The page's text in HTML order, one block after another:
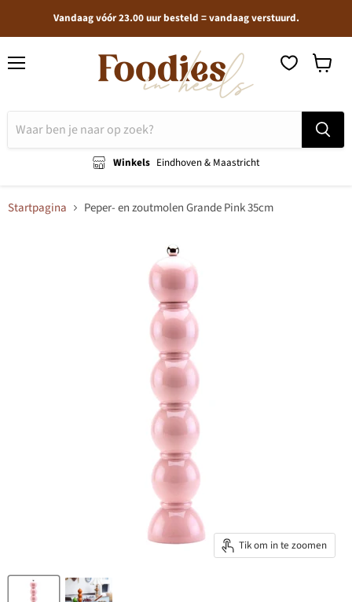
Vandaag vóór 23.00 uur besteld = vandaag verstuurd.
Winkels Eindhoven & Maastricht
Startpagina Peper- en zoutmolen Grande Pink 35cm
Tik om in te zoomen